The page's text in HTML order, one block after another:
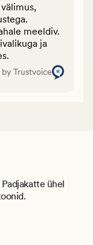
meeldiv.
ja
Trustvoice
ühel